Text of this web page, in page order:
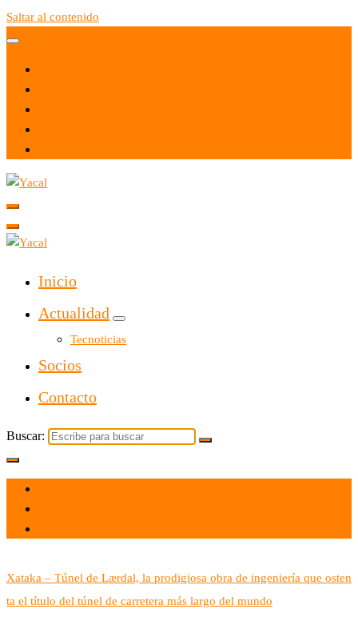
Saltar al contenido
Yacal micro hosting
Inicio
Actualidad
Tecnoticias
Socios
Contacto
Buscar:
Xataka – Túnel de Lærdal, la prodigiosa obra de ingeniería que osten
ta el título del túnel de carretera más largo del mundo